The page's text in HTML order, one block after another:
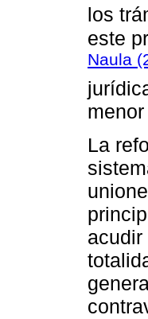
los
este
Naula
La